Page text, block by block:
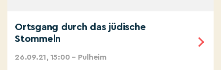
Ortsgang durch das jüdische
Stommeln
26.09.21, 15:00 – Pulheim